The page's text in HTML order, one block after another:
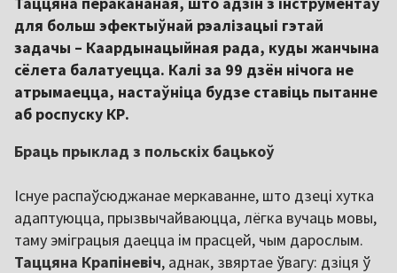
для больш эфектыўнай рэалізацыі гэтай
задачы – Каардынацыйная рада, куды жанчына
сёлета балатуецца. Калі за 99 дзён нічога не
атрымаецца, настаўніца будзе ставіць пытанне
аб роспуску КР.
Браць прыклад з польскіх бацькоў
Існуе распаўсюджанае меркаванне, што дзеці хутка
адаптуюцца, прызвычайваюцца, лёгка вучаць мовы,
таму эміграцыя даецца ім прасцей, чым дарослым.
Таццяна Крапіневіч, аднак, звяртае ўвагу: дзіця ў